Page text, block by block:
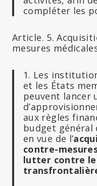
compléter les
Article. 5.
mesures
1. Les
et les États
peuvent lancer
aux règles
budget général
en vue de l’
contre-
lutter contre